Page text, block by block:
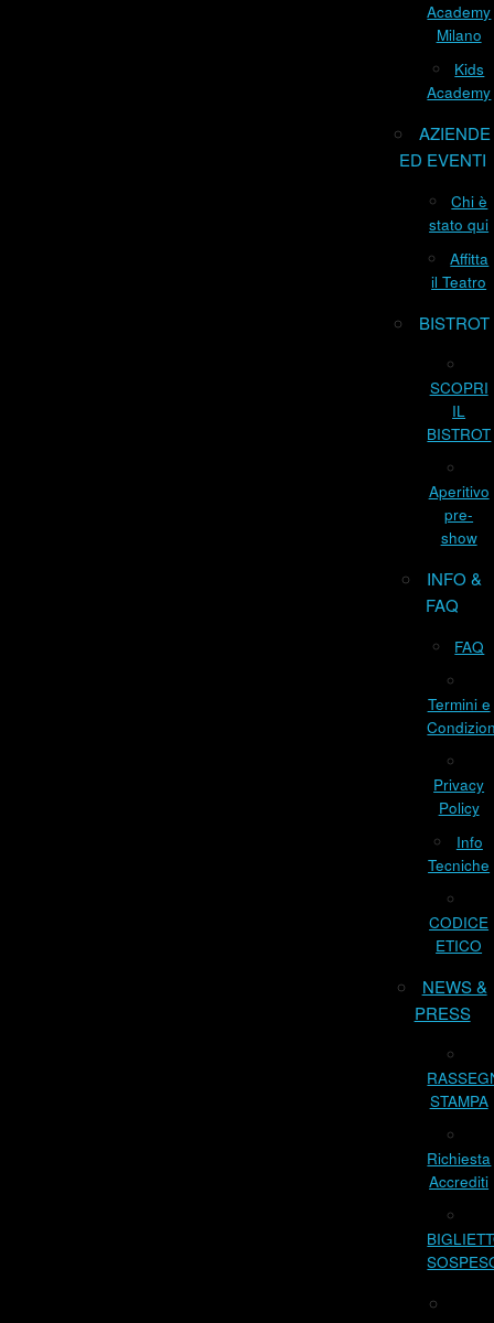
Academy
Milano
Kids
Academy
AZIENDE
ED EVENTI
Chi è
stato qui
Affitta
il Teatro
BISTROT
SCOPRI
IL
BISTROT
Aperitivo
pre-
show
INFO &
FAQ
FAQ
Termini e
Privacy
Policy
Info
Tecniche
CODICE
ETICO
NEWS &
PRESS
STAMPA
Richiesta
Accrediti